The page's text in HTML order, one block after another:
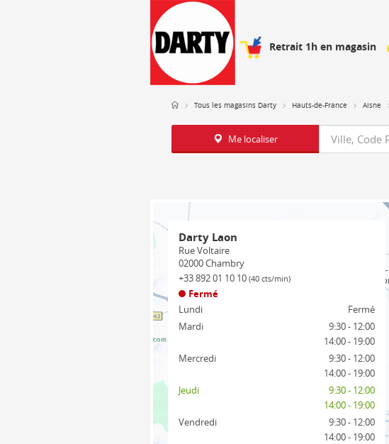
Retrait 1h en magasin
Tous les magasins Darty Hauts-de-France Aisne
Me localiser Requête
Darty Laon
Rue Voltaire
02000Chambry
+33 892 01 10 10 (40 cts/min)
Fermé
Lundi
Fermé
Mardi
9:30 - 12:00
14:00 - 19:00
Mercredi
9:30 - 12:00
14:00 - 19:00
Jeudi
9:30 - 12:00
14:00 - 19:00
Vendredi
9:30 - 12:00
14:00 - 19:00